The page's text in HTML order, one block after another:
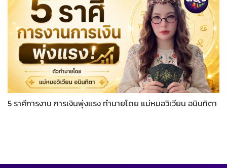
5 ราศีการงาน การเงินพุ่งแรง ทำนายโดย แม่หมอวิเวียน อนินทิตา